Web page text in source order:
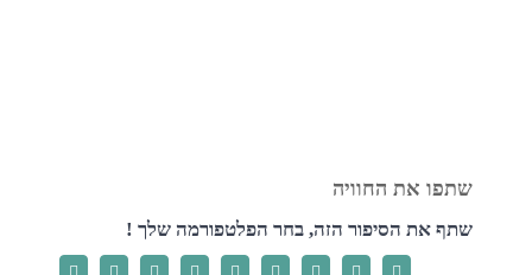
שתף את הסיפור הזה, בחר הפלטפורמה שלך !